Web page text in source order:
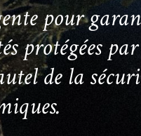
pour fermer
pour
protégées
de la